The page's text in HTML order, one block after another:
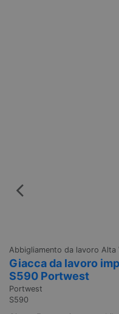
Abbigliamento da lavoro Alta
Giacca da lavoro
S590 Portwest
Portwest
S590